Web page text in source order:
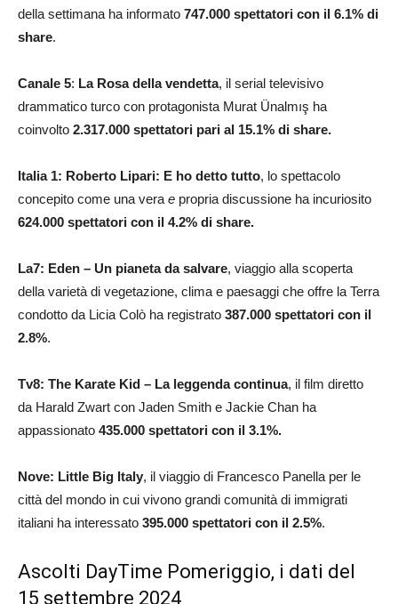
della settimana ha informato 747.000 spettatori con il 6.1% di
share.
Canale 5: La Rosa della vendetta, il serial televisivo
drammatico turco con protagonista Murat Ünalmış ha
coinvolto 2.317.000 spettatori pari al 15.1% di share.
Italia 1: Roberto Lipari: E ho detto tutto, lo spettacolo
concepito come una vera e propria discussione ha incuriosito
624.000 spettatori con il 4.2% di share.
La7: Eden – Un pianeta da salvare, viaggio alla scoperta
della varietà di vegetazione, clima e paesaggi che offre la Terra
condotto da Licia Colò ha registrato 387.000 spettatori con il
2.8%.
Tv8: The Karate Kid – La leggenda continua, il film diretto
da Harald Zwart con Jaden Smith e Jackie Chan ha
appassionato 435.000 spettatori con il 3.1%.
Nove: Little Big Italy, il viaggio di Francesco Panella per le
città del mondo in cui vivono grandi comunità di immigrati
italiani ha interessato 395.000 spettatori con il 2.5%.
Ascolti DayTime Pomeriggio, i dati del
15 settembre 2024